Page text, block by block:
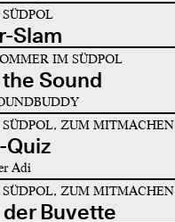
Slam
IM SÜDPOL
Sound
ZUM MITMACHEN
Adi
ZUM MITMACHEN
der Buvette